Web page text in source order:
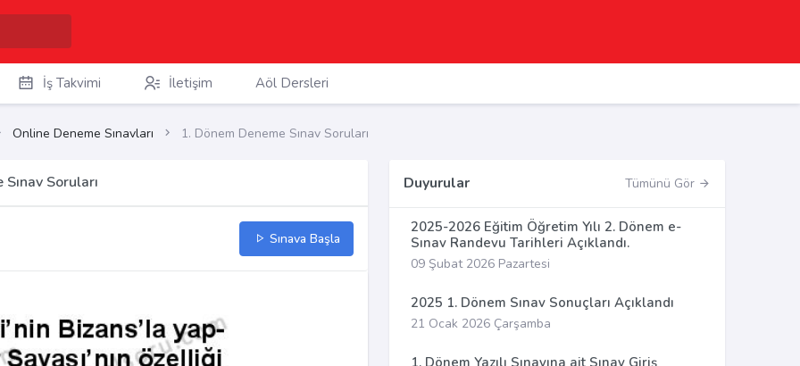
İş Takvimi İletişim Aöl Dersleri
Online Deneme Sınavları 1. Dönem Deneme Sınav Soruları
Soruları
Sınava Başla
Duyurular Tümünü Gör
2025-2026 Eğitim Öğretim Yılı 2. Dönem e-
Sınav Randevu Tarihleri Açıklandı.
09 Şubat 2026 Pazartesi
2025 1. Dönem Sınav Sonuçları Açıklandı
21 Ocak 2026 Çarşamba